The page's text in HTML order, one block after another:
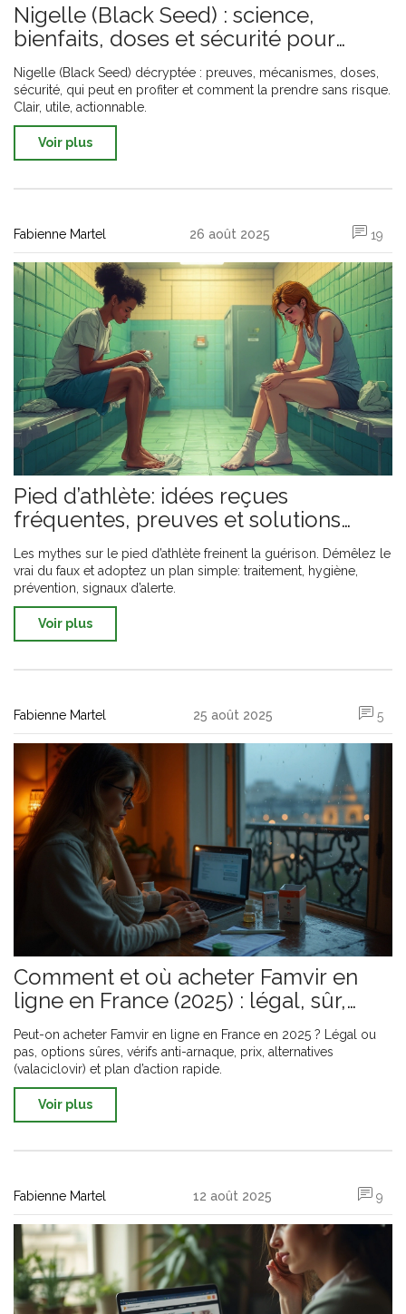
Nigelle (Black Seed) : science,
bienfaits, doses et sécurité pour
booster votre santé
Nigelle (Black Seed) décryptée : preuves, mécanismes, doses,
sécurité, qui peut en profiter et comment la prendre sans risque.
Clair, utile, actionnable.
Voir plus
Fabienne Martel 26 août 2025 19
Pied d’athlète: idées reçues
fréquentes, preuves et solutions
pratiques 2025
Les mythes sur le pied d’athlète freinent la guérison. Démêlez le
vrai du faux et adoptez un plan simple: traitement, hygiène,
prévention, signaux d’alerte.
Voir plus
Fabienne Martel 25 août 2025 5
Comment et où acheter Famvir en
ligne en France (2025) : légal, sûr,
alternatives
Peut-on acheter Famvir en ligne en France en 2025 ? Légal ou
pas, options sûres, vérifs anti-arnaque, prix, alternatives
(valaciclovir) et plan d’action rapide.
Voir plus
Fabienne Martel 12 août 2025 9